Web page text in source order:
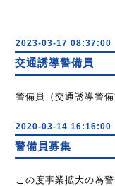
2023-03-17 08:37:00
交通誘導警備員
警備員（交通誘導警
2020-03-14 16:16:00
警備員募集
この度事業拡大の為